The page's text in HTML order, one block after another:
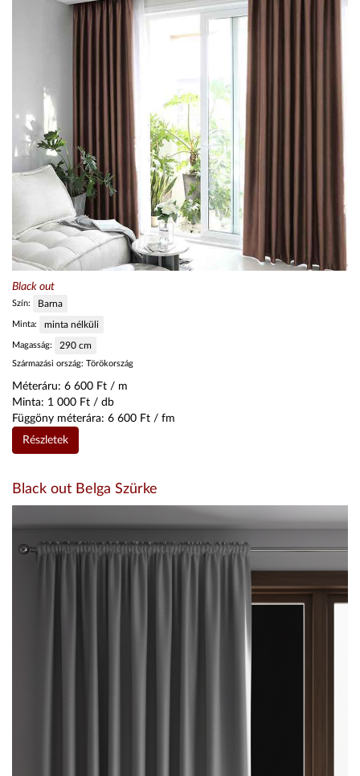
Black out
Szín: Barna
Minta: minta nélküli
Magasság: 290 cm
Származási ország: Törökország
Méteráru: 6 600 Ft / m
Minta: 1 000 Ft / db
Függöny méterára: 6 600 Ft / fm
Részletek
Black out Belga Szürke